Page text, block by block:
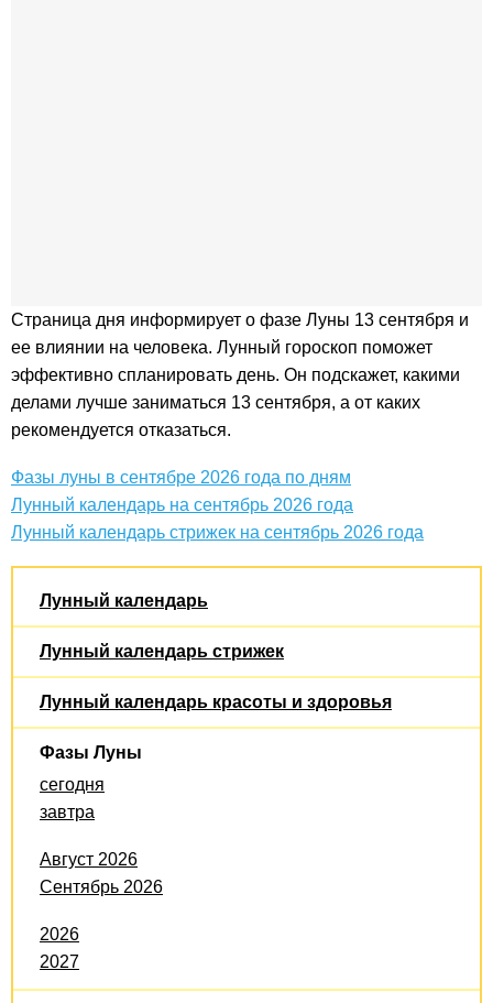
Страница дня информирует о фазе Луны 13 сентября и
ее влиянии на человека. Лунный гороскоп поможет
эффективно спланировать день. Он подскажет, какими
делами лучше заниматься 13 сентября, а от каких
рекомендуется отказаться.
Фазы луны в сентябре 2026 года по дням
Лунный календарь на сентябрь 2026 года
Лунный календарь стрижек на сентябрь 2026 года
Лунный календарь
Лунный календарь стрижек
Лунный календарь красоты и здоровья
Фазы Луны
сегодня
завтра
Август 2026
Сентябрь 2026
2026
2027